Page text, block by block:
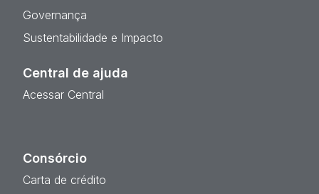
Governança
Sustentabilidade e Impacto
Central de ajuda
Acessar Central
Consórcio
Carta de crédito